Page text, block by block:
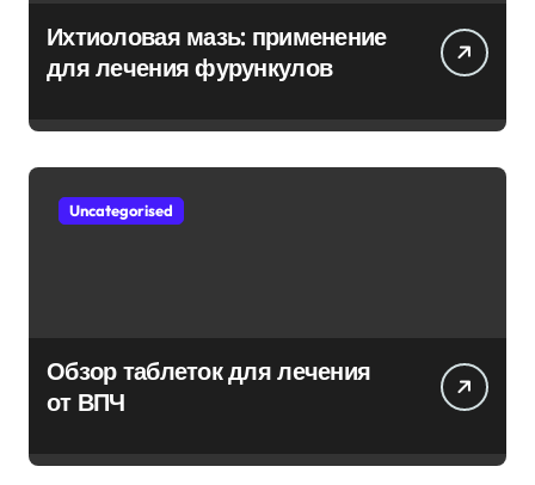
и
я
з
а
п
е
й
Ихтиоловая мазь: применение
для лечения фурункулов
Uncategorised
Обзор таблеток для лечения
от ВПЧ